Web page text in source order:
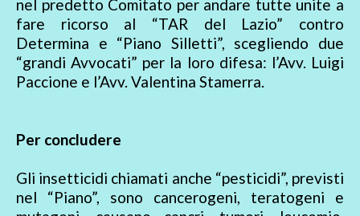
nel predetto Comitato per andare tutte unite a
fare ricorso al “TAR del Lazio” contro
Determina e “Piano Silletti”, scegliendo due
“grandi Avvocati” per la loro difesa: l’Avv. Luigi
Paccione e l’Avv. Valentina Stamerra.
Per concludere
Gli insetticidi chiamati anche “pesticidi”, previsti
nel “Piano”, sono cancerogeni, teratogeni e